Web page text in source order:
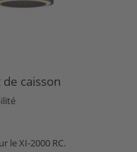
caisson
le XI-2000 RC.